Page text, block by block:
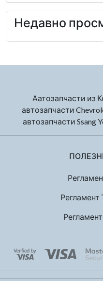
Недавно
Аатозапчасти из
автозапчасти
автозапчасти Ssang
Регламент